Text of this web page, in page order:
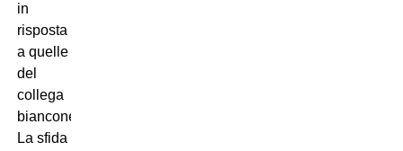
in
risposta
a quelle
del
collega
bianconero.
La sfida